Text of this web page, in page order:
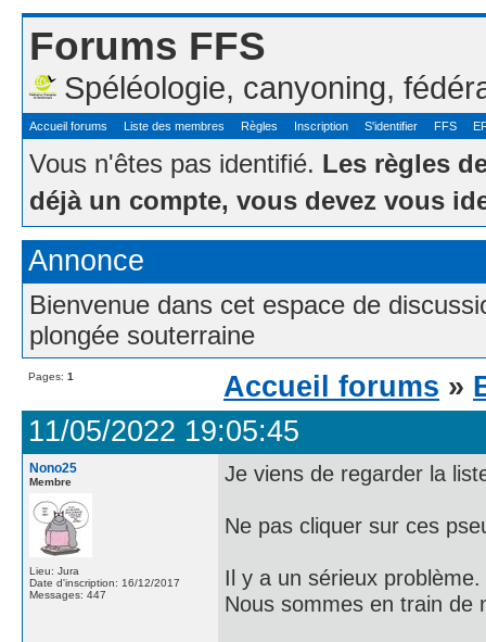
Forums FFS
Spéléologie, canyoning,
Accueil forums Liste des membres Règles Inscription S'identifier FFS
Vous n'êtes pas identifié. Les règles
déjà un compte, vous devez vous
Annonce
Bienvenue dans cet espace de
plongée souterraine
Pages: 1 Accueil forums »
11/05/2022 19:05:45
Nono25
Membre
Lieu: Jura
Date d'inscription: 16/12/2017
Messages: 447
Je viens de regarder la
Ne pas cliquer sur ces
Il y a un sérieux problème.
Nous sommes en train de